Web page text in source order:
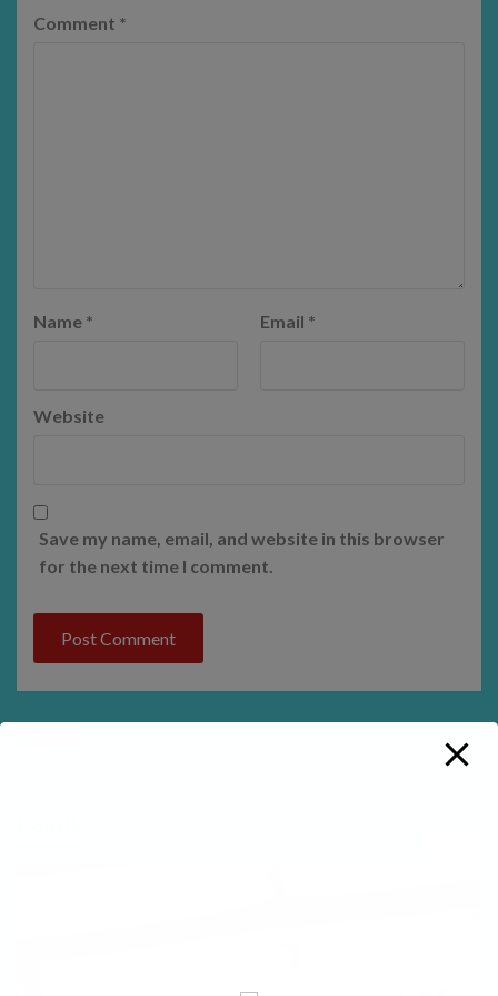
Comment *
Name * Email *
Website
Save my name, email, and website in this browser
for the next time I comment.